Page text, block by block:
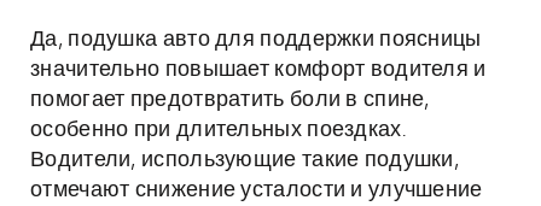
Да, подушка авто для поддержки поясницы
значительно повышает комфорт водителя и
помогает предотвратить боли в спине,
особенно при длительных поездках.
Водители, использующие такие подушки,
отмечают снижение усталости и улучшение